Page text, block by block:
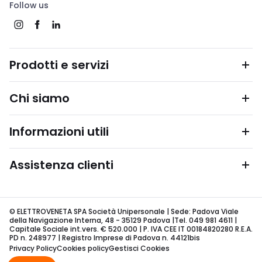
Follow us
Prodotti e servizi
Chi siamo
Informazioni utili
Assistenza clienti
© ELETTROVENETA SPA Società Unipersonale | Sede: Padova Viale
della Navigazione Interna, 48 - 35129 Padova |Tel. 049 981 4611 |
Capitale Sociale int.vers. € 520.000 | P. IVA CEE IT 00184820280 R.E.A.
PD n. 248977 | Registro Imprese di Padova n. 44121bis
Privacy PolicyCookies policyGestisci Cookies